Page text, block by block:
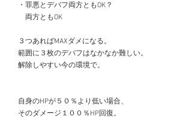
・罪悪とデバフ両方ともOK？
両方ともOK
３つあればMAXダメになる。
範囲に３枚のデバフはなかなか難しい。
解除しやすい今の環境で。
自身のHPが５０％より低い場合、
そのダメージ１００％HP回復。